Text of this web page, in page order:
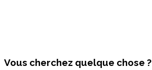
Vous cherchez quelque chose ?